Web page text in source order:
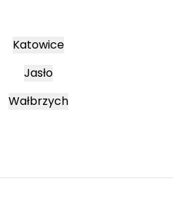
Katowice
Jasło
Wałbrzych